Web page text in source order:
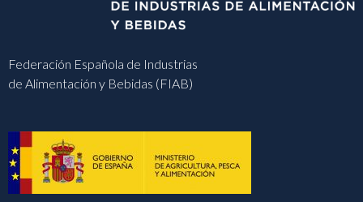
Federación Española de Industrias
de Alimentación y Bebidas (FIAB)